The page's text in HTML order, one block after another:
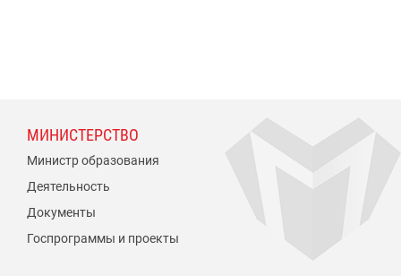
МИНИСТЕРСТВО
Министр образования
Деятельность
Документы
Госпрограммы и проекты